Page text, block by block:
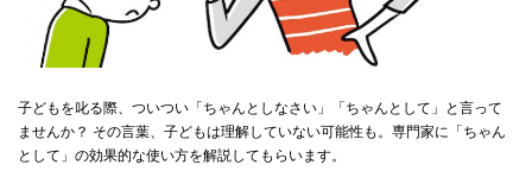
子どもを叱る際、ついつい「ちゃんとしなさい」「ちゃんとして」と言って
ませんか？ その言葉、子どもは理解していない可能性も。専門家に「ちゃん
として」の効果的な使い方を解説してもらいます。